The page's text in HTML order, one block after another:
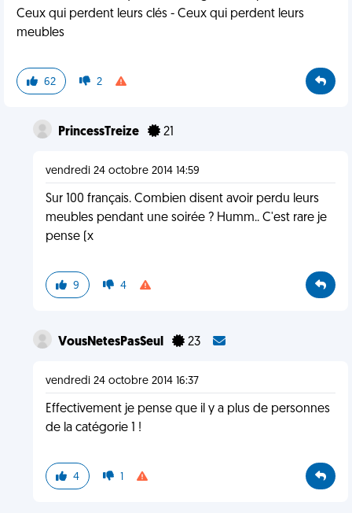
Ceux qui perdent leurs clés - Ceux qui perdent leurs
meubles
62 2
PrincessTreize 21
vendredi 24 octobre 2014 14:59
Sur 100 français. Combien disent avoir perdu leurs
meubles pendant une soirée ? Humm.. C'est rare je
pense (x
9 4
VousNetesPasSeul 23
vendredi 24 octobre 2014 16:37
Effectivement je pense que il y a plus de personnes
de la catégorie 1 !
4 1